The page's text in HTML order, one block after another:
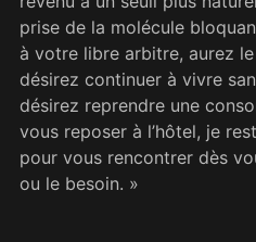
prise de la molécule
à votre libre arbitre, aurez
désirez continuer à vivre
désirez reprendre une
vous reposer à l’hôtel, je
pour vous rencontrer dès
ou le besoin. »